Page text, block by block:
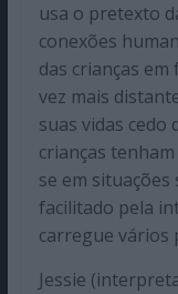
usa o pretexto
conexões
das crianças
vez mais
suas vidas cedo
crianças
se em
facilitado pela
carregue vários
Jessie